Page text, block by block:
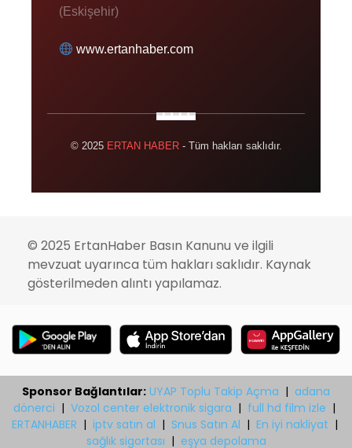
(Eskişehir)
www.ertanhaber.com
© 2025 ERTAN HABER- Tüm hakları saklıdır.
© 2025 ErtanHaber Basın Kanunu ve ilgili
mevzuat uyarınca tüm hakları saklıdır. Kaynak
gösterilmeden alıntı yapılamaz.
Sponsor Bağlantılar: UYAP Toplu Takip Açma | adana
dönerci | Vozol center elektronik sigara | full hd film izle |
ERTANHABER | iptv satın al | Snus Satın Al | En iyi nakliyat |
sağlık sigortası | eşya depolama